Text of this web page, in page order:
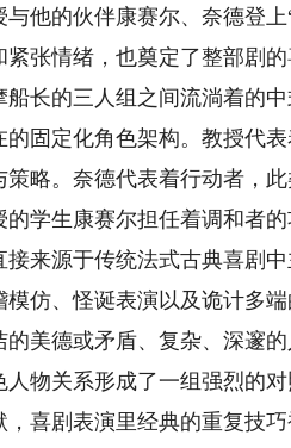
的伙伴康赛尔、奈德登上
张情绪，也奠定了整部剧的
长的三人组之间流淌着的中
固定化角色架构。教授代
略。奈德代表着行动者，
学生康赛尔担任着调和者
来源于传统法式古典喜剧
仿、怪诞表演以及诡计多端
美德或矛盾、复杂、深邃的
物关系形成了一组强烈的对
喜剧表演里经典的重复技